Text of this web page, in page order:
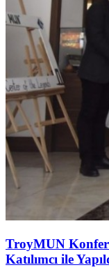
TroyMUN
Katılımcı ile